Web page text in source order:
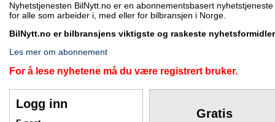
Nyhetstjenesten BilNytt.no er en abonnementsbasert nyhetstjeneste
for alle som arbeider i, med eller for bilbransjen i Norge.
BilNytt.no er bilbransjens viktigste og raskeste
Les mer om abonnement
For å lese nyhetene må du være registrert bruker.
Logg inn
Gratis